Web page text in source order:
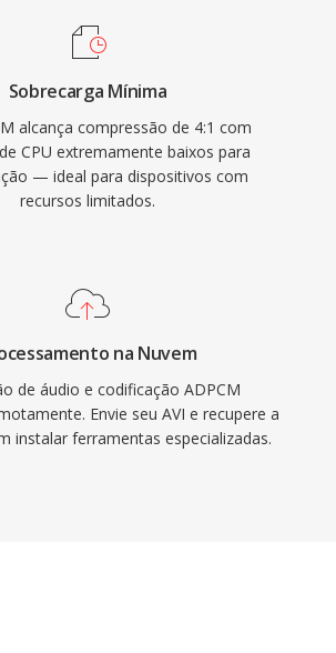
Sobrecarga Mínima
alcança compressão de 4:1 com
CPU extremamente baixos para
— ideal para dispositivos com
recursos limitados.
na Nuvem
de áudio e codificação ADPCM
Envie seu AVI e recupere a
instalar ferramentas especializadas.